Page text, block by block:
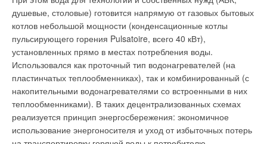
душевые, столовые) готовится напрямую от газовых бытовых
котлов небольшой мощности (конденсационные котлы
пульсирующего горения Pulsatoire, всего 40 кВт),
установленных прямо в местах потребления воды.
Использовался как проточный тип водонагревателей (на
пластинчатых теплообменниках), так и комбинированный (с
накопительными водонагревателями со встроенными в них
теплообменниками). В таких децентрализованных схемах
реализуется принцип энергосбережения: экономичное
использование энергоносителя и уход от избыточных потерь
первом квартале 2009 г. немцы использовали 140 млрд кВт⋅ч
электроэнергии, что на 4 % меньше, чем за аналогичный
период в прошлом году (1й квартал 2008 г.: 146 млрд кВт⋅ч).
Можно лишь представить, сколько энергии удастся
сэкономить в масштабах нашей необъятной Родины.
ARISTON
Котел Genus Premium является вершиной современной
инженерной мысли, направленной на получение
максимального комфорта при максимальной экономии. Это
и указывается в паспортах на счетчики.
Анализ методик поверки, выложенных на интернет-сайтах
производителей приборов, показывает, что далеко не на
всех заводах этот параметр контролируется при выпуске из
производства. В этих методиках, в соответствии с которыми
после завершения межповерочного интервала проводится
поверка, в большинстве своем контроль работоспособности
на пороге чувствительности вообще не предусмотрен. Этот
параметр становится формальным и не контролируется.